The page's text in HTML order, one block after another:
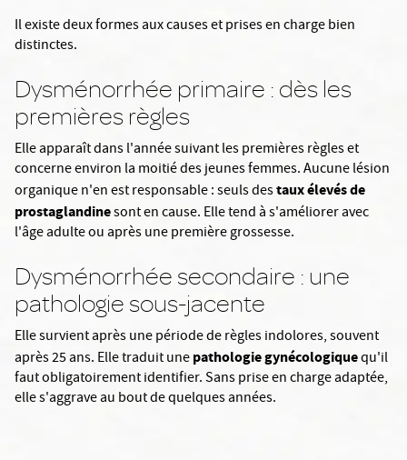
Il existe deux formes aux causes et prises en charge bien
distinctes.
Dysménorrhée primaire : dès les
premières règles
Elle apparaît dans l'année suivant les premières règles et
concerne environ la moitié des jeunes femmes. Aucune lésion
organique n'en est responsable : seuls destaux élevés de
prostaglandinesont en cause. Elle tend à s'améliorer avec
l'âge adulte ou après une première grossesse.
Dysménorrhée secondaire : une
pathologie sous-jacente
Elle survient après une période de règles indolores, souvent
après 25 ans. Elle traduit unepathologie gynécologiquequ'il
faut obligatoirement identifier. Sans prise en charge adaptée,
elle s'aggrave au bout de quelques années.